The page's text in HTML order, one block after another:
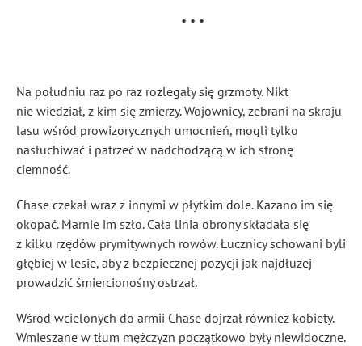
⠀⠀⠀⠀⠀⠀⠀⠀⠀⠀⠀⠀⠀⠀⠀⠀⠀• • •
Na południu raz po raz rozlegały się grzmoty. Nikt
nie wiedział, z kim się zmierzy. Wojownicy, zebrani na skraju
lasu wśród prowizorycznych umocnień, mogli tylko
nasłuchiwać i patrzeć w nadchodzącą w ich stronę
ciemność.
Chase czekał wraz z innymi w płytkim dole. Kazano im się
okopać. Marnie im szło. Cała linia obrony składała się
z kilku rzędów prymitywnych rowów. Łucznicy schowani byli
głębiej w lesie, aby z bezpiecznej pozycji jak najdłużej
prowadzić śmiercionośny ostrzał.
Wśród wcielonych do armii Chase dojrzał również kobiety.
Wmieszane w tłum mężczyzn początkowo były niewidoczne.